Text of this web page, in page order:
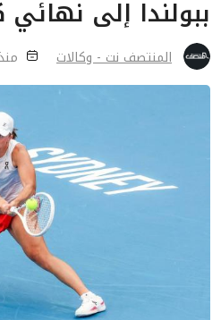
ببولندا إلى
المنتصف نت - وكالات